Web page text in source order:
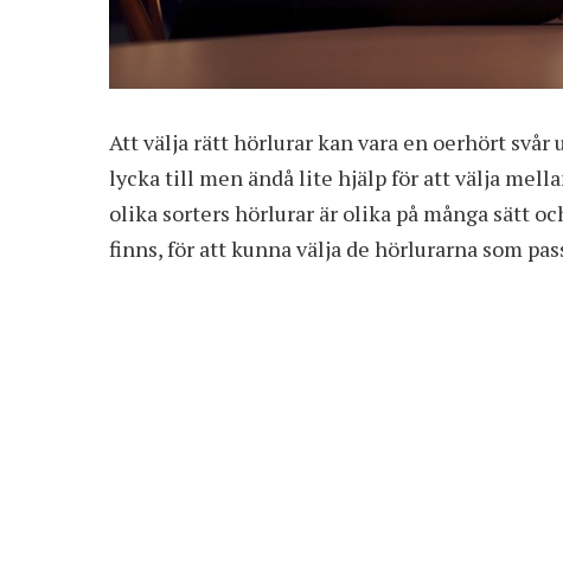
Att välja rätt hörlurar kan vara en oerhört svår
lycka till men ändå lite hjälp för att välja
olika sorters hörlurar är olika på många sätt
finns, för att kunna välja de hörlurarna som